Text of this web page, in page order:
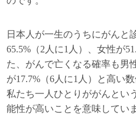
日本人が一生のうちにがんと
65.5%（2人に1人）、女性が
た、がんで亡くなる確率も男
が17.7%（6人に1人）と高い
私たち一人ひとりががんとい
能性が高いことを意味してい